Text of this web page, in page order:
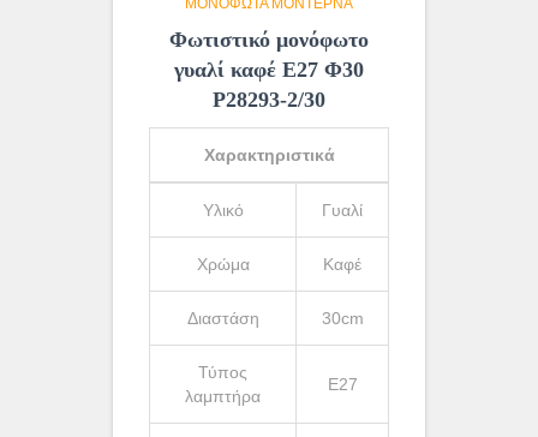
ΜΟΝΌΦΩΤΑ ΜΟΝΤΈΡΝΑ
Φωτιστικό μονόφωτο
γυαλί καφέ Ε27 Φ30
Ρ28293-2/30
Χαρακτηριστικά
Υλικό Γυαλί
Χρώμα Καφέ
Διαστάση 30cm
Τύπος
λαμπτήρα
Ε27